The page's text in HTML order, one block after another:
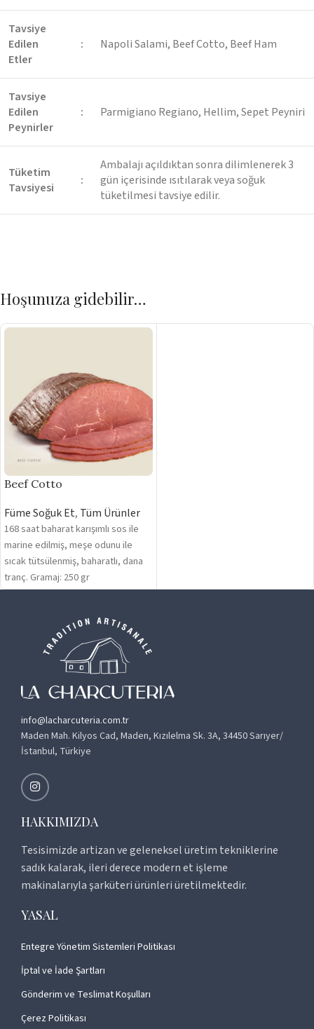
Tavsiye
Edilen
Etler
: Napoli Salami, Beef Cotto, Beef Ham
Tavsiye
Edilen
Peynirler
: Parmigiano Regiano, Hellim, Sepet Peyniri
Tüketim
Tavsiyesi
:
Ambalajı açıldıktan sonra dilimlenerek 3
gün içerisinde ısıtılarak veya soğuk
tüketilmesi tavsiye edilir.
Hoşunuza gidebilir…
Beef Cotto
Füme Soğuk Et, Tüm Ürünler
168 saat baharat karışımlı sos ile
marine edilmiş, meşe odunu ile
sıcak tütsülenmiş, baharatlı, dana
tranç. Gramaj: 250 gr
info@lacharcuteria.com.tr
Maden Mah. Kilyos Cad, Maden, Kızılelma Sk. 3A, 34450 Sarıyer/
İstanbul, Türkiye
HAKKIMIZDA
Tesisimizde artizan ve geleneksel üretim tekniklerine
sadık kalarak, ileri derece modern et işleme
makinalarıyla şarküteri ürünleri üretilmektedir.
YASAL
Entegre Yönetim Sistemleri Politikası
İptal ve İade Şartları
Gönderim ve Teslimat Koşulları
Çerez Politikası